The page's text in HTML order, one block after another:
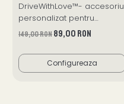
DriveWithLove™- accesoriu
personalizat pentru
oglinda mașinii
149,00 RON89,00 RON
Configureaza